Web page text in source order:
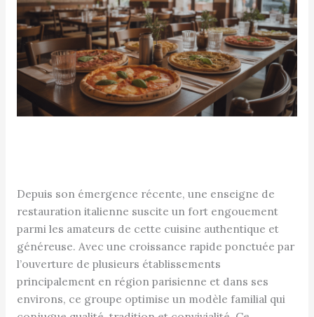
Depuis son émergence récente, une enseigne de
restauration italienne suscite un fort engouement
parmi les amateurs de cette cuisine authentique et
généreuse. Avec une croissance rapide ponctuée par
l’ouverture de plusieurs établissements
principalement en région parisienne et dans ses
environs, ce groupe optimise un modèle familial qui